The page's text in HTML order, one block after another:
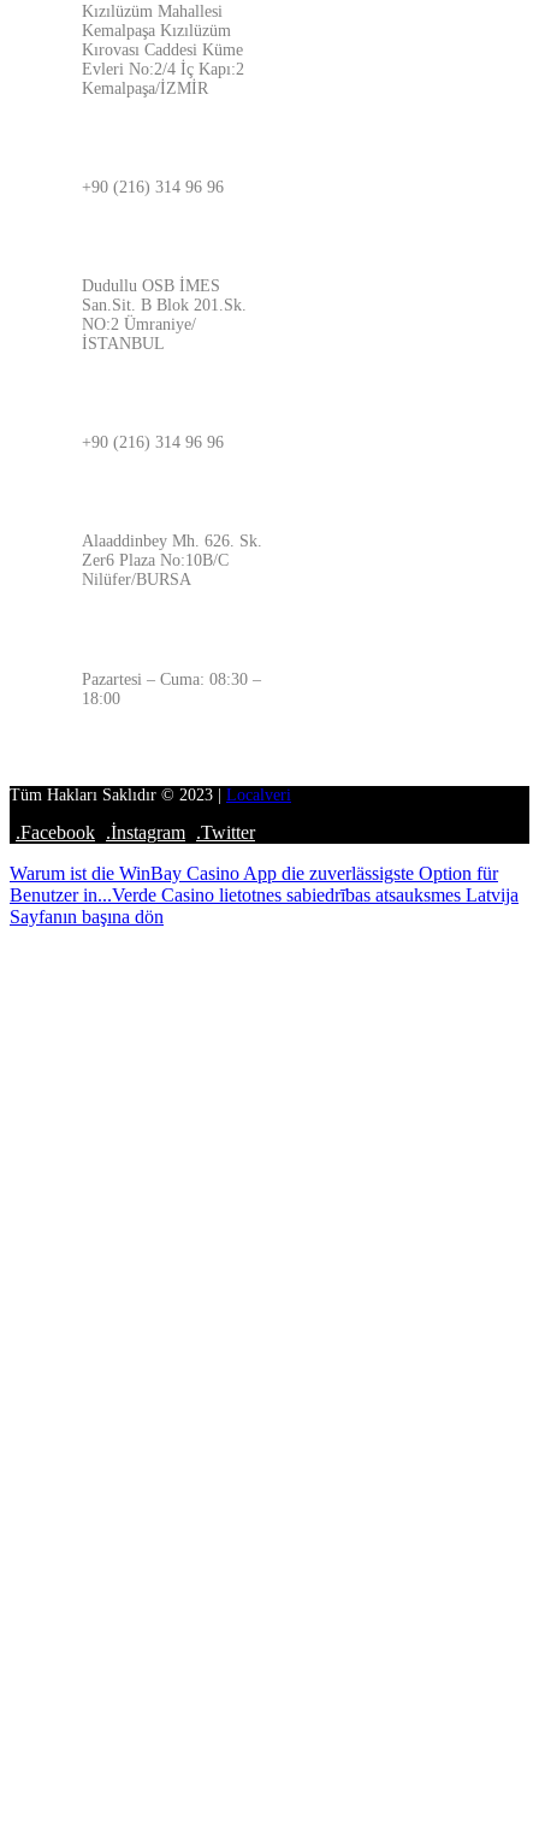
Kızılüzüm Mahallesi
Kemalpaşa Kızılüzüm
Kırovası Caddesi Küme
Evleri No:2/4 İç Kapı:2
Kemalpaşa/İZMİR
+90 (216) 314 96 96
Dudullu OSB İMES
San.Sit. B Blok 201.Sk.
NO:2 Ümraniye/
İSTANBUL
+90 (216) 314 96 96
Alaaddinbey Mh. 626. Sk.
Zer6 Plaza No:10B/C
Nilüfer/BURSA
Pazartesi – Cuma: 08:30 –
18:00
Tüm Hakları Saklıdır © 2023 | Localveri
.Facebook .İnstagram .Twitter
Warum ist die WinBay Casino App die zuverlässigste Option für
Benutzer in...Verde Casino lietotnes sabiedrības atsauksmes Latvija
Sayfanın başına dön